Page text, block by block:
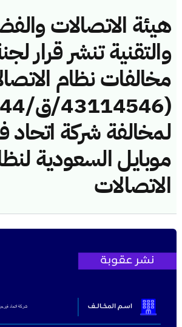
هيئة الاتصالات
والتقنية تنشر قرار
مخالفات نظام
لمخالفة شركة اتحاد
موبايل السعودية
الاتصالات